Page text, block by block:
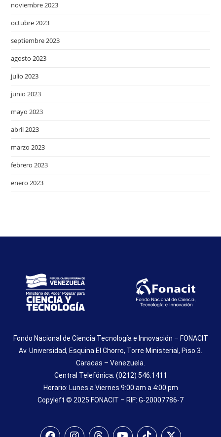
noviembre 2023
octubre 2023
septiembre 2023
agosto 2023
julio 2023
junio 2023
mayo 2023
abril 2023
marzo 2023
febrero 2023
enero 2023
Fondo Nacional de Ciencia Tecnología e Innovación – FONACIT
Av. Universidad, Esquina El Chorro, Torre Ministerial, Piso 3.
Caracas – Venezuela.
Central Telefónica: (0212) 546.1411
Horario: Lunes a Viernes 9:00 am a 4:00 pm
Copyleft © 2025 FONACIT – RIF: G-20007786-7